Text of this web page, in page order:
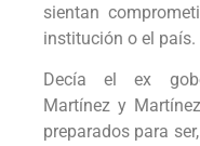
sientan
institución o el país.
Decía el ex
Martínez y
preparados para